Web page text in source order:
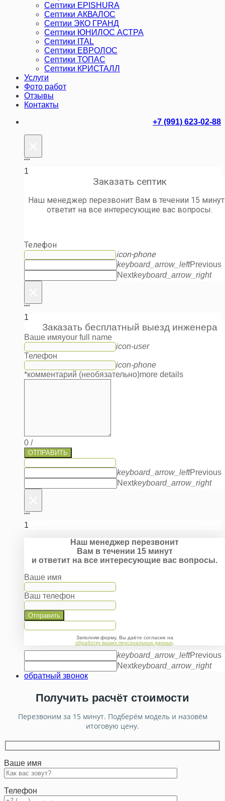
Септики EPISHURA
Септики АКВАЛОС
Септии ЭКО ГРАНД
Септики ЮНИЛОС АСТРА
Септики ITAL
Септики ЕВРОЛОС
Септики ТОПАС
Септики КРИСТАЛЛ
Услуги
Фото работ
Отзывы
Контакты
+7 (991) 623-02-88
""
1
Заказать септик
Наш менеджер перезвонит Вам в течении 15
ответит на все интересующие вас вопросы.
Телефон
icon-phone
keyboard_arrow_leftPrevious
Nextkeyboard_arrow_right
""
1
Заказать бесплатный выезд инженера
Ваше имяyour full name
icon-user
Телефон
icon-phone
*комментарий (необязательно)more details
0 /
ОТПРАВИТЬ
keyboard_arrow_leftPrevious
Nextkeyboard_arrow_right
""
1
Наш менеджер перезвонит
Вам в течении 15 минут
и ответит на все интересующие вас вопросы.
Ваше имя
Ваш телефон
Отправить
Заполняя форму, Вы даёте согласие на
обработку ваших персональных данных.
keyboard_arrow_leftPrevious
Nextkeyboard_arrow_right
обратный звонок
Получить расчёт стоимости
Перезвоним за 15 минут. Подберём модель и назовём
итоговую цену.
Ваше имя
Телефон